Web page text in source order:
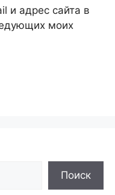
и адрес сайта в
моих
Поиск